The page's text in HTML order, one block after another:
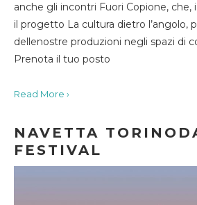
anche gli incontri Fuori Copione, che,
il progetto La cultura dietro l’angolo,
dellenostre produzioni negli spazi di
Prenota il tuo posto
Read More ›
NAVETTA
FESTIVAL